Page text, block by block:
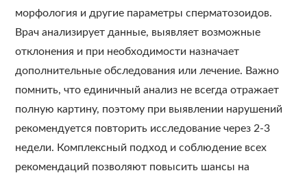
морфология и другие параметры сперматозоидов.
Врач анализирует данные, выявляет возможные
отклонения и при необходимости назначает
дополнительные обследования или лечение. Важно
помнить, что единичный анализ не всегда отражает
полную картину, поэтому при выявлении нарушений
рекомендуется повторить исследование через 2-3
недели. Комплексный подход и соблюдение всех
рекомендаций позволяют повысить шансы на